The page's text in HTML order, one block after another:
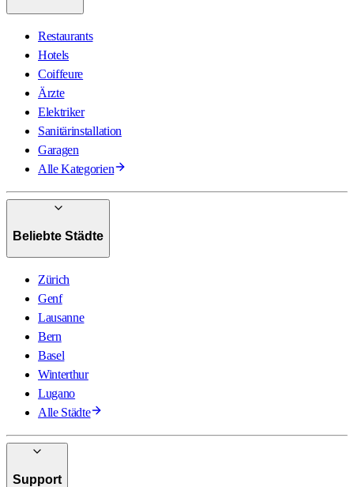
Restaurants
Hotels
Coiffeure
Ärzte
Elektriker
Sanitärinstallation
Garagen
Alle Kategorien
Beliebte Städte
Zürich
Genf
Lausanne
Bern
Basel
Winterthur
Lugano
Alle Städte
Support